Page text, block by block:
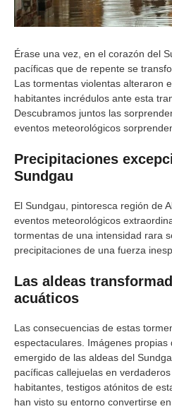
Érase una vez, en el corazón del
pacíficas que de repente se
Las tormentas violentas alteraron
habitantes incrédulos ante esta
Descubramos juntos las
eventos meteorológicos
Precipitaciones
Sundgau
El Sundgau, pintoresca región de
eventos meteorológicos
tormentas de una intensidad rara
precipitaciones de una fuerza
Las aldeas
acuáticos
Las consecuencias de estas
espectaculares. Imágenes
emergido de las aldeas del
pacíficas callejuelas en
habitantes, testigos atónitos de
han visto su entorno convertirse